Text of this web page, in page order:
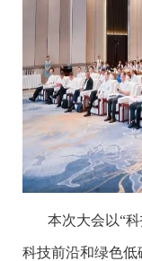
本次大会以“科
科技前沿和绿色